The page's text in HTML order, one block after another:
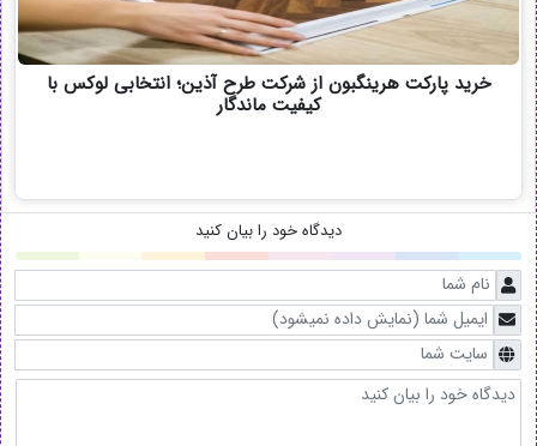
خرید پارکت هرینگبون از شرکت طرح آذین؛ انتخابی لوکس با
کیفیت ماندگار
دیدگاه خود را بیان کنید